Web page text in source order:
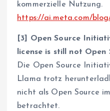
kommerzielle Nutzung.
https://ai.meta.com/
[3] Open Source
license is still not Open
Die Open Source
Llama trotz
nicht als Open Source
betrachtet.